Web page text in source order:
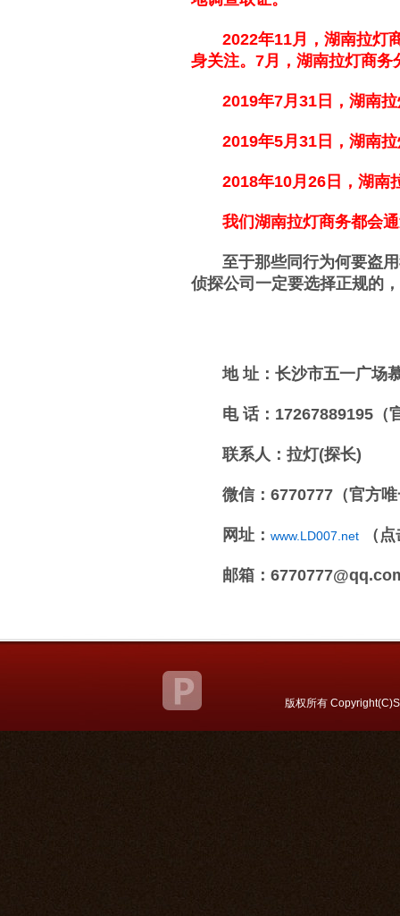
2022年11月， 湖南拉灯
身关注。 7月， 湖南拉灯商务
2019年7月31日，湖南拉
2019年5月31日，湖南拉
2018年10月26日，湖南
我们湖南拉灯商务都会通
至于那些同行为何要盗用
侦探公司一定要选择正规的
地 址：长沙市五一广场慕
电 话：17267889195（
联系人：拉灯(探长)
微信：6770777（官方唯
网址： www.LD007.net （
邮箱：
版权所有